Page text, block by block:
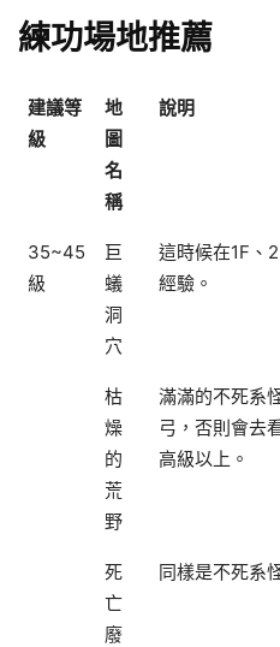
練功場地推薦
建議等
級
地
圖
名
稱
說明
35~45
級
巨
蟻
洞
穴
這時候在1F、
經驗。
枯
燥
的
荒
野
滿滿的不死系
弓，否則會去
高級以上。
死
亡
廢
同樣是不死系